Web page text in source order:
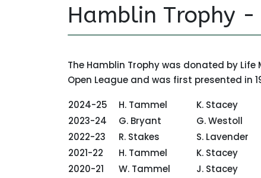
Hamblin Trophy -
The Hamblin Trophy was donated by
Open League and was first presented in
2024-25
H. Tammel K. Stacey
2023-24
G. Bryant G. Westoll
2022-23
R. Stakes S.
2021-22
H. Tammel K. Stacey
2020-21
W. Tammel J. Stacey